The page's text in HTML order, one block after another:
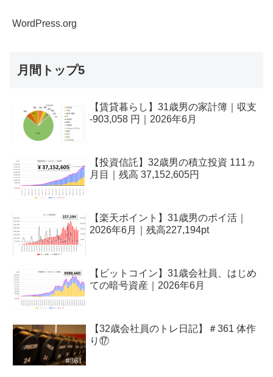
WordPress.org
月間トップ5
【賃貸暮らし】31歳男の家計簿｜収支
-903,058 円｜2026年6月
【投資信託】32歳男の積立投資 111ヵ
月目｜残高 37,152,605円
【楽天ポイント】31歳男のポイ活｜
2026年6月｜残高227,194pt
【ビットコイン】31歳会社員、はじめ
ての暗号資産｜2026年6月
【32歳会社員のトレ日記】＃361 体作
り⑰